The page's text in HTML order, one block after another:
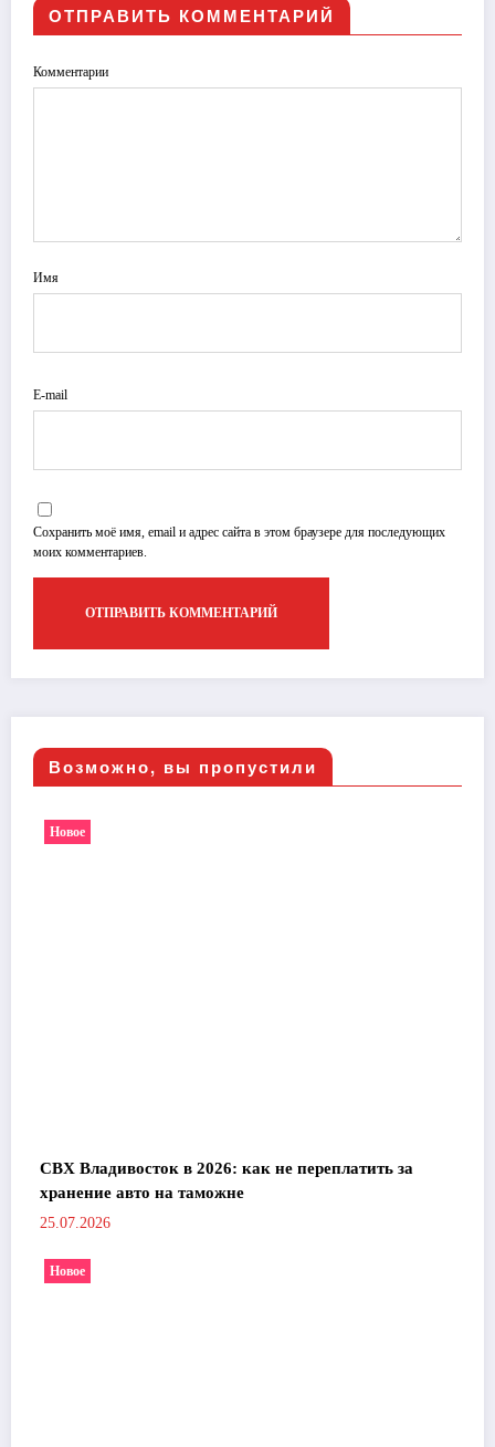
ОТПРАВИТЬ КОММЕНТАРИЙ
Комментарии
Имя
E-mail
Сохранить моё имя, email и адрес сайта в этом браузере для последующих
моих комментариев.
Возможно, вы пропустили
Новое
СВХ Владивосток в 2026: как не переплатить за
хранение авто на таможне
25.07.2026
Новое